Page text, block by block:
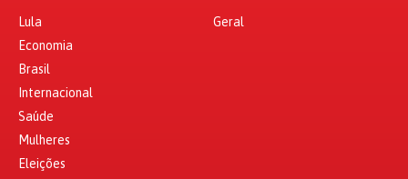
Lula
Economia
Brasil
Internacional
Saúde
Mulheres
Eleições
Geral